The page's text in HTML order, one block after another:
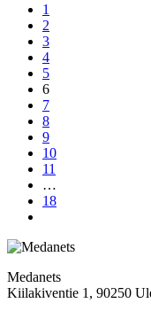
1
2
3
4
5
6
7
8
9
10
11
…
18
Medanets
Kiilakiventie 1, 90250